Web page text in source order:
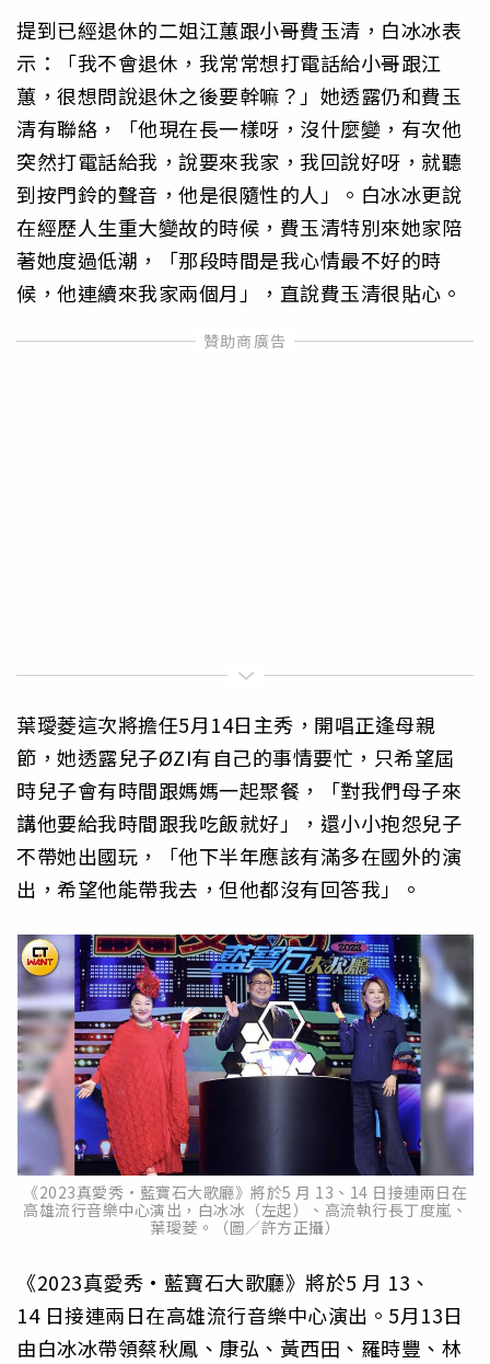
提到已經退休的二姐江蕙跟小哥費玉清，白冰冰表
示：「我不會退休，我常常想打電話給小哥跟江
蕙，很想問說退休之後要幹嘛？」她透露仍和費玉
清有聯絡，「他現在長一樣呀，沒什麼變，有次他
突然打電話給我，說要來我家，我回說好呀，就聽
到按門鈴的聲音，他是很隨性的人」。白冰冰更說
在經歷人生重大變故的時候，費玉清特別來她家陪
著她度過低潮，「那段時間是我心情最不好的時
候，他連續來我家兩個月」，直說費玉清很貼心。
葉璦菱這次將擔任5月14日主秀，開唱正逢母親
節，她透露兒子ØZI有自己的事情要忙，只希望屆
時兒子會有時間跟媽媽一起聚餐，「對我們母子來
講他要給我時間跟我吃飯就好」，還小小抱怨兒子
不帶她出國玩，「他下半年應該有滿多在國外的演
出，希望他能帶我去，但他都沒有回答我」。
《2023真愛秀·藍寶石大歌廳》將於5 月 13、14 日接連兩日在
高雄流行音樂中心演出，白冰冰（左起）、高流執行長丁度嵐、
葉璦菱。（圖／許方正攝）
《2023真愛秀·藍寶石大歌廳》將於5 月 13、
14 日接連兩日在高雄流行音樂中心演出。5月13日
由白冰冰帶領蔡秋鳳、康弘、黃西田、羅時豐、林